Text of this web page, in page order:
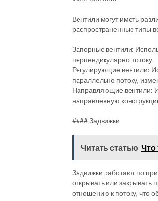
Вентили могут иметь
распространенные типы
Запорные вентили:
перпендикулярно потоку.
Регулирующие вентили:
параллельно потоку,
Направляющие вентили:
направленную
#### Задвижки
Читать статью Что
Задвижки работают по
открывать или закрывать
отношению к потоку, что